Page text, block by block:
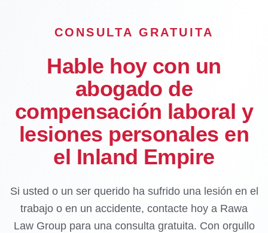
CONSULTA GRATUITA
Hable hoy con un
abogado de
compensación laboral y
lesiones personales en
el Inland Empire
Si usted o un ser querido ha sufrido una lesión en el
trabajo o en un accidente, contacte hoy a Rawa
Law Group para una consulta gratuita. Con orgullo